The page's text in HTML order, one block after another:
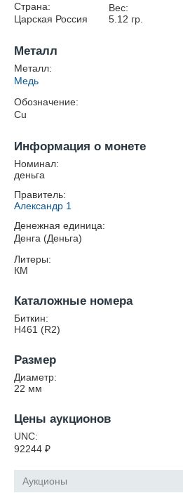
Страна:
Царская Россия
Вес:
5.12 гр.
Металл
Металл:
Медь
Обозначение:
Cu
Информация о монете
Номинал:
деньга
Правитель:
Александр 1
Денежная единица:
Денга (Деньга)
Литеры:
КМ
Каталожные номера
Биткин:
Н461 (R2)
Размер
Диаметр:
22 мм
Цены аукционов
UNC:
92244 ₽
Аукционы